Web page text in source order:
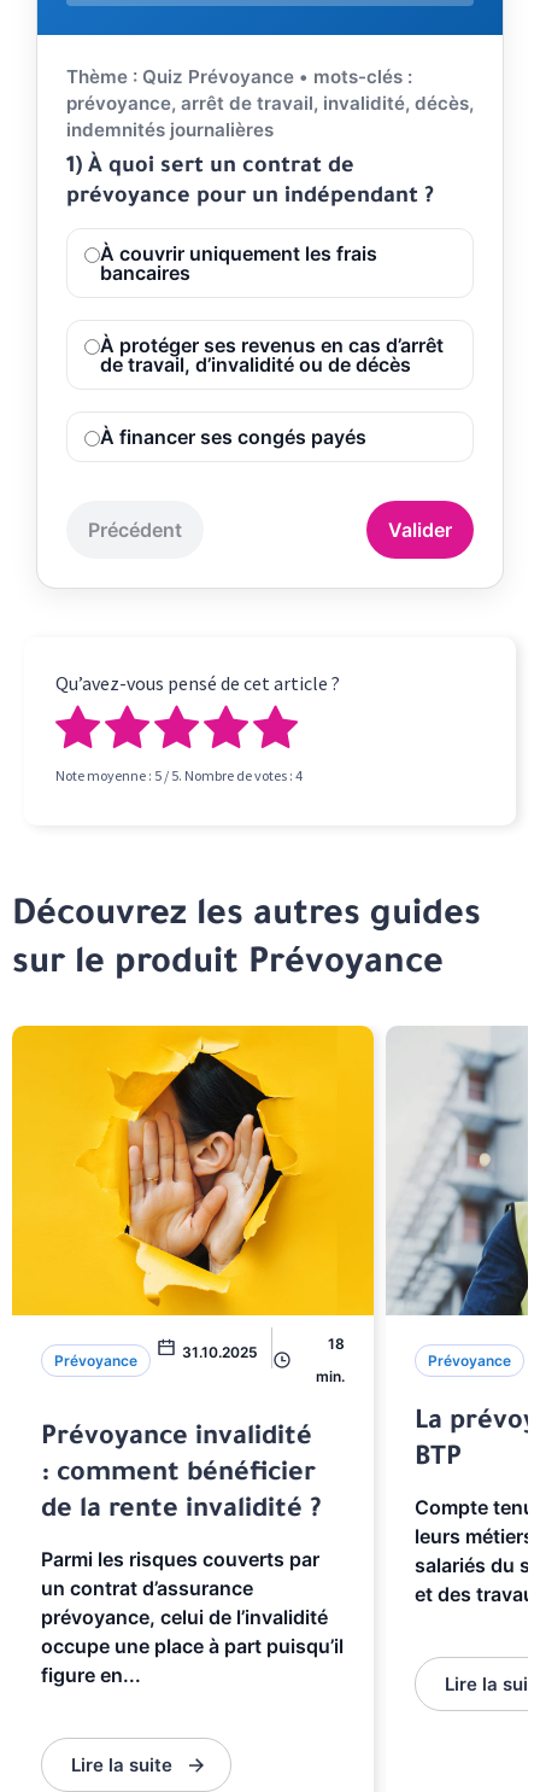
Répondez aux questions. Validez votre choix pour
Thème : Quiz Prévoyance • mots-clés :
prévoyance, arrêt de travail, invalidité, décès,
indemnités journalières
1) À quoi sert un contrat de
prévoyance pour un indépendant ?
À couvrir uniquement les frais
bancaires
À protéger ses revenus en cas d’arrêt
de travail, d’invalidité ou de décès
À financer ses congés payés
Précédent Valider
Qu’avez-vous pensé de cet article ?
Note moyenne : 5 / 5. Nombre de votes : 4
Découvrez les autres guides
sur le produit Prévoyance
Prévoyance 31.10.2025
18
min.
Prévoyance invalidité
: comment bénéficier
de la rente invalidité ?
Parmi les risques couverts par
un contrat d’assurance
prévoyance, celui de l’invalidité
occupe une place à part puisqu’il
figure en...
Lire la suite
Prévoyance
La
BTP
Compte
leurs
salariés du
et des
Lire la